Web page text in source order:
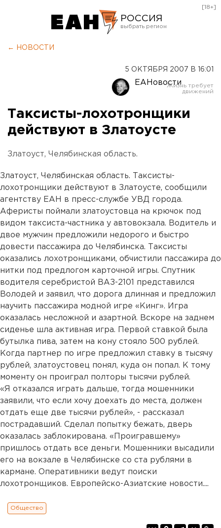
РОССИЯ
Оренбург
[18+]
← НОВОСТИ
5 ОКТЯБРЯ 2007 В 16:01
ЕАНовости
Таксисты-лохотронщики
действуют в Златоусте
Златоуст, Челябинская область.
Златоуст, Челябинская область. Таксисты-
лохотронщики действуют в Златоусте, сообщили
агентству ЕАН в пресс-службе УВД города.
Аферисты поймали златоустовца на крючок под
видом таксиста-частника у автовокзала. Водитель и
двое мужчин предложили недорого и быстро
довести пассажира до Челябинска. Таксисты
оказались лохотронщиками, обчистили пассажира до
нитки под предлогом карточной игры. Спутник
водителя серебристой ВАЗ-2101 представился
Володей и заявил, что дорога длинная и предложил
научить пассажира модной игре «Кинг». Игра
оказалась несложной и азартной. Вскоре на заднем
сиденье шла активная игра. Первой ставкой была
бутылка пива, затем на кону стояло 500 рублей.
Когда партнер по игре предложил ставку в тысячу
рублей, златоустовец понял, куда он попал. К тому
моменту он проиграл полторы тысячи рублей.
«Я отказался играть дальше, тогда мошенники
заявили, что если хочу доехать до места, должен
отдать еще две тысячи рублей», - рассказал
пострадавший. Сделал попытку бежать, дверь
оказалась заблокирована. «Проигравшему»
пришлось отдать все деньги. Мошенники высадили
его на вокзале в Челябинске со ста рублями в
кармане. Оперативники ведут поиски
лохотронщиков. Европейско-Азиатские новости....
Общество